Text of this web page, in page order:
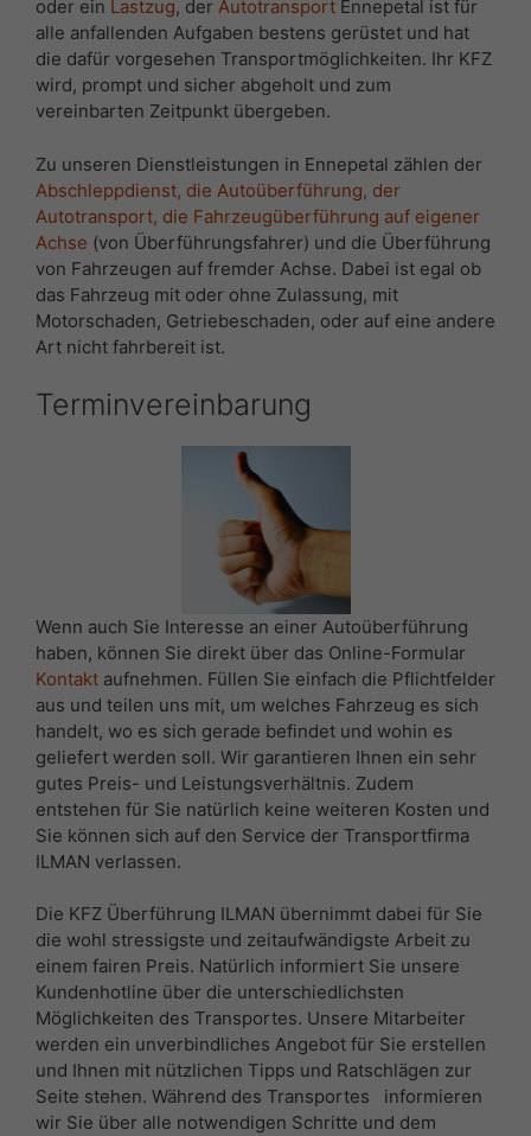
oder ein Lastzug, der Autotransport Ennepetal ist für
alle anfallenden Aufgaben bestens gerüstet und hat
die dafür vorgesehen Transportmöglichkeiten. Ihr KFZ
wird, prompt und sicher abgeholt und zum
vereinbarten Zeitpunkt übergeben.
Zu unseren Dienstleistungen in Ennepetal zählen der
Abschleppdienst, die Autoüberführung, der
Autotransport, die Fahrzeugüberführung auf eigener
Achse (von Überführungsfahrer) und die Überführung
von Fahrzeugen auf fremder Achse. Dabei ist egal ob
das Fahrzeug mit oder ohne Zulassung, mit
Motorschaden, Getriebeschaden, oder auf eine andere
Art nicht fahrbereit ist.
Terminvereinbarung
Wenn auch Sie Interesse an einer Autoüberführung
haben, können Sie direkt über das Online-Formular
Kontakt aufnehmen. Füllen Sie einfach die Pflichtfelder
aus und teilen uns mit, um welches Fahrzeug es sich
handelt, wo es sich gerade befindet und wohin es
geliefert werden soll. Wir garantieren Ihnen ein sehr
gutes Preis- und Leistungsverhältnis. Zudem
entstehen für Sie natürlich keine weiteren Kosten und
Sie können sich auf den Service der Transportfirma
ILMAN verlassen.
Die KFZ Überführung ILMAN übernimmt dabei für Sie
die wohl stressigste und zeitaufwändigste Arbeit zu
einem fairen Preis. Natürlich informiert Sie unsere
Kundenhotline über die unterschiedlichsten
Möglichkeiten des Transportes. Unsere Mitarbeiter
werden ein unverbindliches Angebot für Sie erstellen
und Ihnen mit nützlichen Tipps und Ratschlägen zur
Seite stehen. Während des Transportes informieren
wir Sie über alle notwendigen Schritte und dem